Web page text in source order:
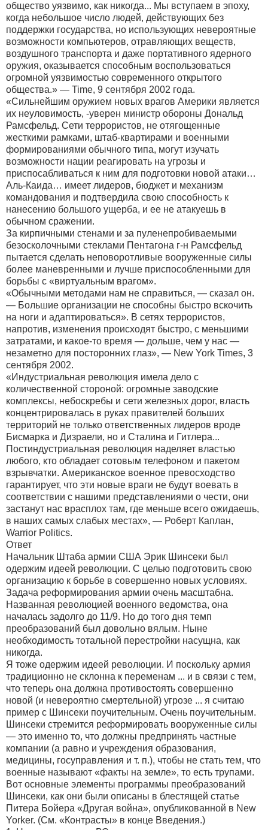
общество уязвимо, как никогда... Мы вступаем в эпоху,
когда небольшое число людей, действующих без
поддержки государства, но использующих невероятные
возможности компьютеров, отравляющих веществ,
воздушного транспорта и даже портативного ядерного
оружия, оказывается способным воспользоваться
огромной уязвимостью современного открытого
общества.» — Time, 9 сентября 2002 года.
«Сильнейшим оружием новых врагов Америки является
их неуловимость, -уверен министр обороны Дональд
Рамсфельд. Сети террористов, не отягощенные
жесткими рамками, штаб-квартирами и военными
формированиями обычного типа, могут изучать
возможности нации реагировать на угрозы и
приспосабливаться к ним для подготовки новой атаки…
Аль-Каида… имеет лидеров, бюджет и механизм
командования и подтвердила свою способность к
нанесению большого ущерба, и ее не атакуешь в
обычном сражении.
За кирпичными стенами и за пуленепробиваемыми
безосколочными стеклами Пентагона г-н Рамсфельд
пытается сделать неповоротливые вооруженные силы
более маневренными и лучше приспособленными для
борьбы с «виртуальным врагом».
«Обычными методами нам не справиться, — сказал он.
— Большие организации не способны быстро вскочить
на ноги и адаптироваться». В сетях террористов,
напротив, изменения происходят быстро, с меньшими
затратами, и какое-то время — дольше, чем у нас —
незаметно для посторонних глаз», — New York Times, 3
сентября 2002.
«Индустриальная революция имела дело с
количественной стороной: огромные заводские
комплексы, небоскребы и сети железных дорог, власть
концентрировалась в руках правителей больших
территорий не только ответственных лидеров вроде
Бисмарка и Дизраели, но и Сталина и Гитлера...
Постиндустриальная революция наделяет властью
любого, кто обладает сотовым телефоном и пакетом
взрывчатки. Американское военное превосходство
гарантирует, что эти новые враги не будут воевать в
соответствии с нашими представлениями о чести, они
застанут нас врасплох там, где меньше всего ожидаешь,
в наших самых слабых местах», — Роберт Каплан,
Warrior Politics.
Ответ
Начальник Штаба армии США Эрик Шинсеки был
одержим идеей революции. С целью подготовить свою
организацию к борьбе в совершенно новых условиях.
Задача реформирования армии очень масштабна.
Названная революцией военного ведомства, она
началась задолго до 11/9. Но до того дня темп
преобразований был довольно вялым. Ныне
необходимость тотальной перестройки насущна, как
никогда.
Я тоже одержим идеей революции. И поскольку армия
традиционно не склонна к переменам ... и в связи с тем,
что теперь она должна противостоять совершенно
новой (и невероятно смертельной) угрозе ... я считаю
пример с Шинсеки поучительным. Очень поучительным.
Шинсеки стремится реформировать вооруженные силы
— это именно то, что должны предпринять частные
компании (а равно и учреждения образования,
медицины, госуправления и т. п.), чтобы не стать тем, что
военные называют «факты на земле», то есть трупами.
Вот основные элементы программы преобразований
Шинсеки, как они были описаны в блестящей статье
Питера Бойера «Другая война», опубликованной в New
Yorker. (См. «Контрасты» в конце Введения.)